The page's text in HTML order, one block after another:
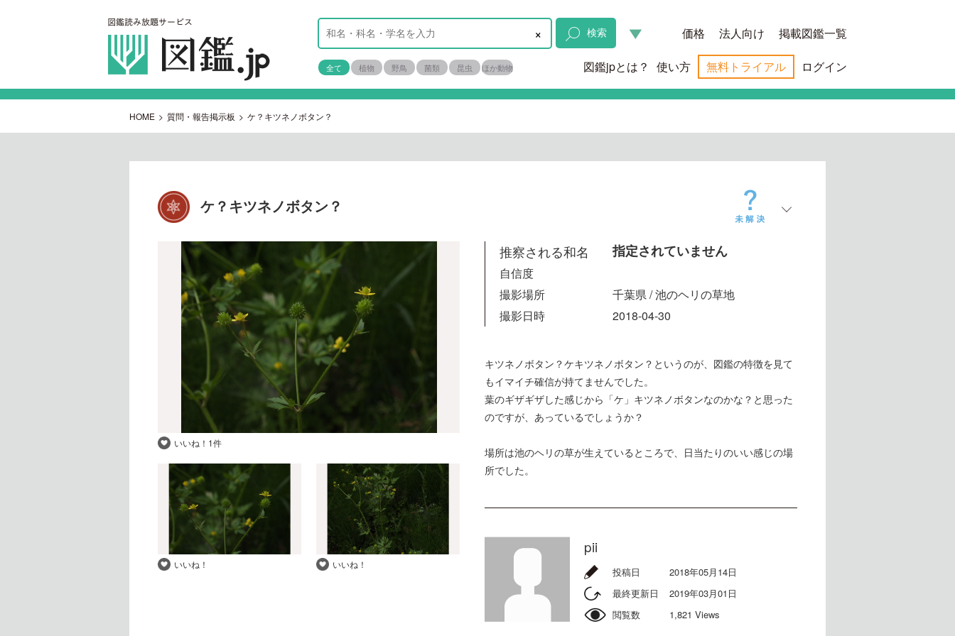
× 検索
全て 植物 野鳥 菌類 昆虫 ほか動物
価格 法人向け 掲載図鑑一覧
図鑑jpとは？ 使い方 無料トライアル ログイン
HOME > 質問・報告掲示板 > ケ？キツネノボタン？
ケ？キツネノボタン？
いいね！ 1件
いいね！ いいね！
推察される和名 指定されていません
自信度
撮影場所
千葉県 / 池のヘリの草地
撮影日時
2018-04-30
キツネノボタン？ケキツネノボタン？というのが、図鑑の特徴を見て
もイマイチ確信が持てませんでした。
葉のギザギザした感じから「ケ」キツネノボタンなのかな？と思った
のですが、あっているでしょうか？
場所は池のヘリの草が生えているところで、日当たりのいい感じの場
所でした。
pii
投稿日
2018年05月14日
最終更新日
2019年03月01日
閲覧数
1,821 Views